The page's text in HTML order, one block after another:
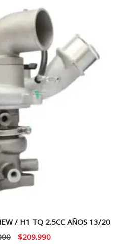
/ H1 TQ 2.5CC AÑOS 13/20
El
$209.990El